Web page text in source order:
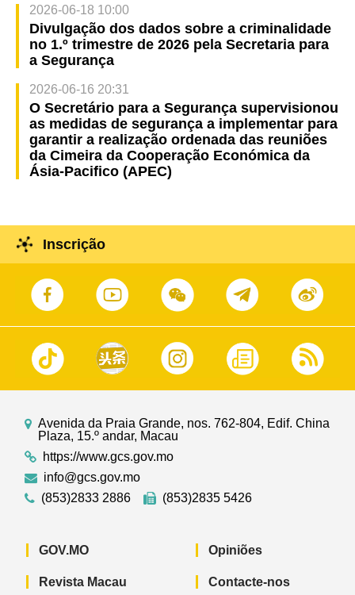
2026-06-18 10:00
Divulgação dos dados sobre a criminalidade
no 1.º trimestre de 2026 pela Secretaria para
a Segurança
2026-06-16 20:31
O Secretário para a Segurança supervisionou
as medidas de segurança a implementar para
garantir a realização ordenada das reuniões
da Cimeira da Cooperação Económica da
Ásia-Pacifico (APEC)
Inscrição
Avenida da Praia Grande, nos. 762-804, Edif. China
Plaza, 15.º andar, Macau
https://www.gcs.gov.mo
info@gcs.gov.mo
(853)2833 2886
(853)2835 5426
GOV.MO
Revista Macau
Opiniões
Contacte-nos